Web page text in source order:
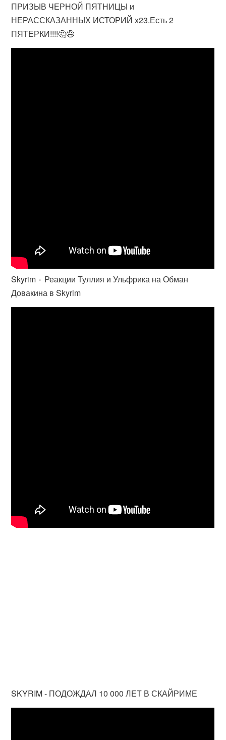
ПРИЗЫВ ЧЕРНОЙ ПЯТНИЦЫ и
НЕРАССКАЗАННЫХ ИСТОРИЙ х23.Есть 2
ПЯТЕРКИ!!!!🤔😅
Skyrim ٠ Реакции Туллия и Ульфрика на Обман
Довакина в Skyrim
SKYRIM - ПОДОЖДАЛ 10 000 ЛЕТ В СКАЙРИМЕ